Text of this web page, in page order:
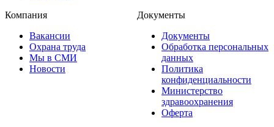
Компания
Вакансии
Охрана труда
Мы в СМИ
Новости
Документы
Документы
Обработка персональных
данных
Политика
конфиденциальности
Министерство
здравоохранения
Оферта